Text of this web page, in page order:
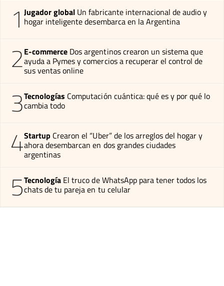
1 Jugador global Un fabricante internacional de audio y
hogar inteligente desembarca en la Argentina
2E-commerce Dos argentinos crearon un sistema que
ayuda a Pymes y comercios a recuperar el control de
sus ventas online
3Tecnologías Computación cuántica: qué es y por qué lo
cambia todo
4Startup Crearon el “Uber” de los arreglos del hogar y
ahora desembarcan en dos grandes ciudades
argentinas
5Tecnología El truco de WhatsApp para tener todos los
chats de tu pareja en tu celular